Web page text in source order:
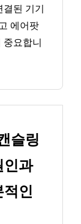
된 기기
에어팟
요합니
슬링
인과
인